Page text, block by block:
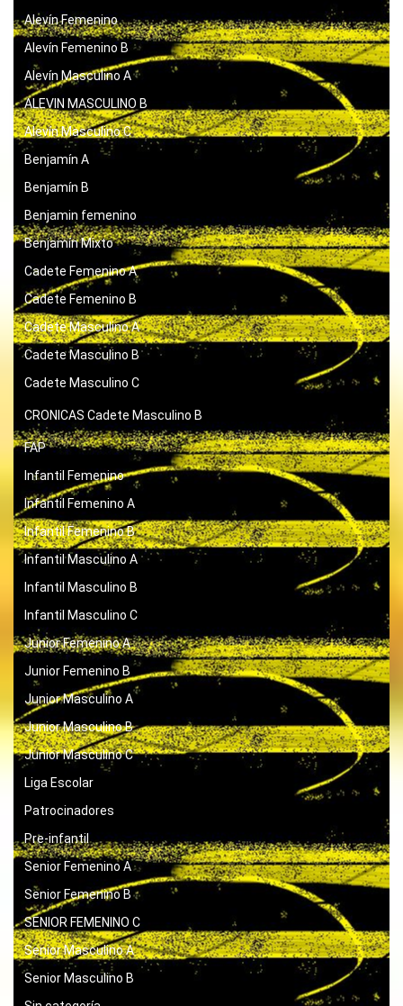
Alevín Femenino
Alevín Femenino B
Alevín Masculino A
ALEVIN MASCULINO B
Alevín Masculino C
Benjamín A
Benjamín B
Benjamin femenino
Benjamín Mixto
Cadete Femenino A
Cadete Femenino B
Cadete Masculino A
Cadete Masculino B
Cadete Masculino C
CRONICAS Cadete Masculino B
FAP
Infantil Femenino
Infantil Femenino A
Infantil Femenino B
Infantil Masculino A
Infantil Masculino B
Infantil Masculino C
Junior Femenino A
Junior Femenino B
Junior Masculino A
Junior Masculino B
Junior Masculino C
Liga Escolar
Patrocinadores
Pre-infantil
Senior Femenino A
Senior Femenino B
SENIOR FEMENINO C
Senior Masculino A
Senior Masculino B